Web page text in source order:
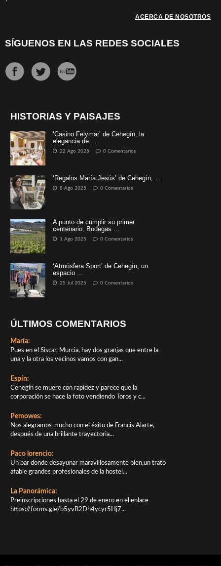
ACERCA DE NOSOTROS
SÍGUENOS EN LAS REDES SOCIALES
HISTORIAS Y PAISAJES
‘Casino Felymar’ de Cehegín, la
elegancia de ...
22 Ago 2025 0 Comentarios
‘Regalos María Jesús’ de Cehegín, ...
8 Ago 2025 0 Comentarios
A punto de cumplir su primer
centenario, Bodegas ...
1 Ago 2025 0 Comentarios
‘Atmósfera Sport’ de Cehegín, un
espacio ...
25 Jul 2025 0 Comentarios
ÚLTIMOS COMENTARIOS
María:
Pues en el Siscar, Murcia, hay dos granjas que entre la
una y la otra los vecinos vamos con gan...
Espín:
Cehegín se muere con rapidez y parece que la
corporación se hace la foto vendiendo Toros y c...
Pemowes:
Nos alegramos mucho con el éxito de Francis Alarte,
después de una brillante trayectoria...
Paco lorencio:
Un bar donde desayunar maravillosamente bien,un trato
afable grandes profesionales de la hostel...
La Panorámica:
Preinscripciones hasta el 29 de enero en el enlace
https://forms.gle/b5yvB2Dh4ycyr5Hj7...